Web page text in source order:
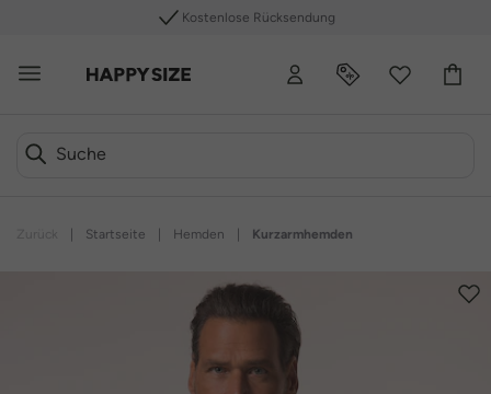
Kostenlose Rücksendung
Startseite Hemden Kurzarmhemden